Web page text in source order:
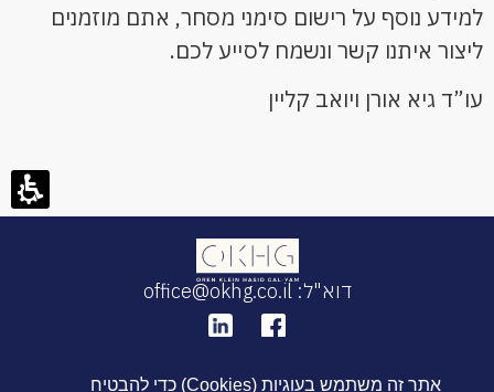
למידע נוסף על רישום סימני מסחר, אתם מוזמנים
ליצור איתנו קשר ונשמח לסייע לכם.
עו”ד גיא אורן ויואב קליין
דוא"ל: office@okhg.co.il
אתר זה משתמש בעוגיות (Cookies) כדי להבטיח